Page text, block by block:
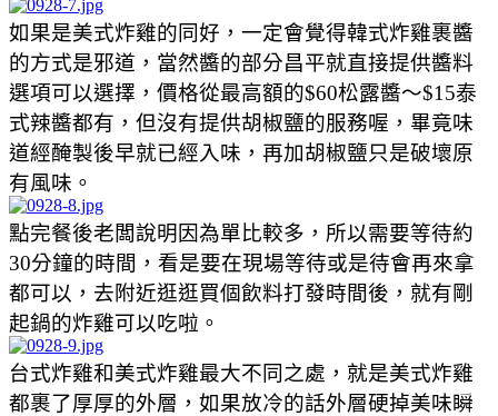
如果是美式炸雞的同好，一定會覺得韓式炸雞裹醬
的方式是邪道，當然醬的部分昌平就直接提供醬料
選項可以選擇，價格從最高額的$60松露醬～$15泰
式辣醬都有，但沒有提供胡椒鹽的服務喔，畢竟味
道經醃製後早就已經入味，再加胡椒鹽只是破壞原
有風味。
點完餐後老闆說明因為單比較多，所以需要等待約
30分鐘的時間，看是要在現場等待或是待會再來拿
都可以，去附近逛逛買個飲料打發時間後，就有剛
起鍋的炸雞可以吃啦。
台式炸雞和美式炸雞最大不同之處，就是美式炸雞
都裹了厚厚的外層，如果放冷的話外層硬掉美味瞬